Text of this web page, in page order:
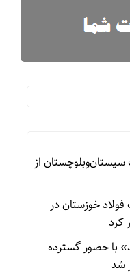
سیستان‌وبلوچستان از
فولاد خوزستان در
کرد
با حضور گسترده
شد